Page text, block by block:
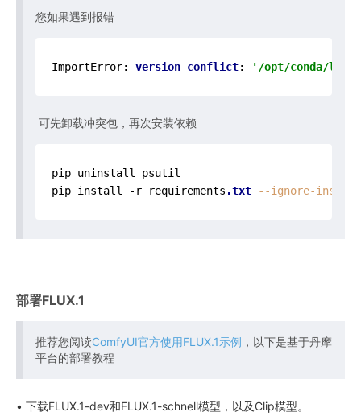
您如果遇到报错
ImportError: version conflict: '/opt/conda/lib/
可先卸载冲突包，再次安装依赖
pip uninstall psutil
pip install -r requirements .txt --ignore-
部署FLUX.1
推荐您阅读ComfyUI官方使用FLUX.1示例 ，以下是基于丹摩
平台的部署教程
• 下载FLUX.1-dev和FLUX.1-schnell模型，以及Clip模型。